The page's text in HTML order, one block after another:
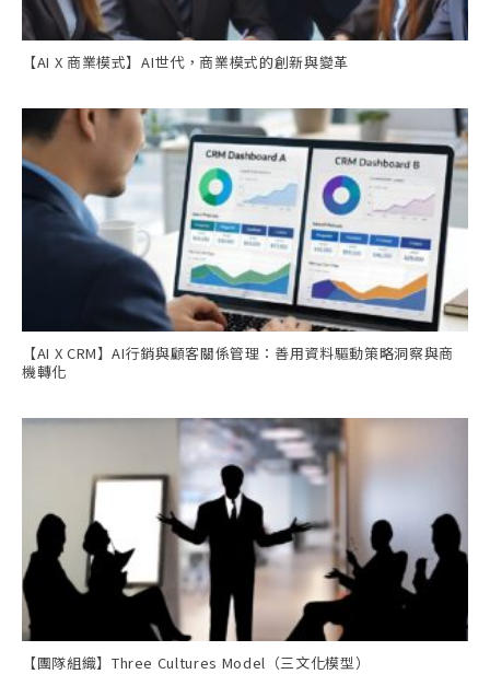
【AI X 商業模式】AI世代，商業模式的創新與變革
【AI X CRM】AI行銷與顧客關係管理：善用資料驅動策略洞察與商
機轉化
【團隊組織】Three Cultures Model（三文化模型）